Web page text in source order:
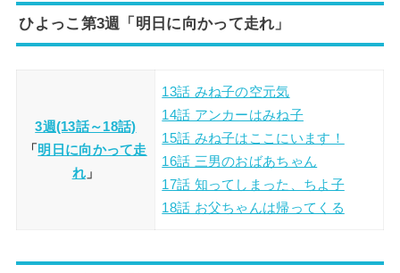
ひよっこ第3週「明日に向かって走れ」
3週(13話～18話)
「 明日に向かって走
れ」
13話 みね子の空元気
14話 アンカーはみね子
15話 みね子はここにいます！
16話 三男のおばあちゃん
17話 知ってしまった、ちよ子
18話 お父ちゃんは帰ってくる